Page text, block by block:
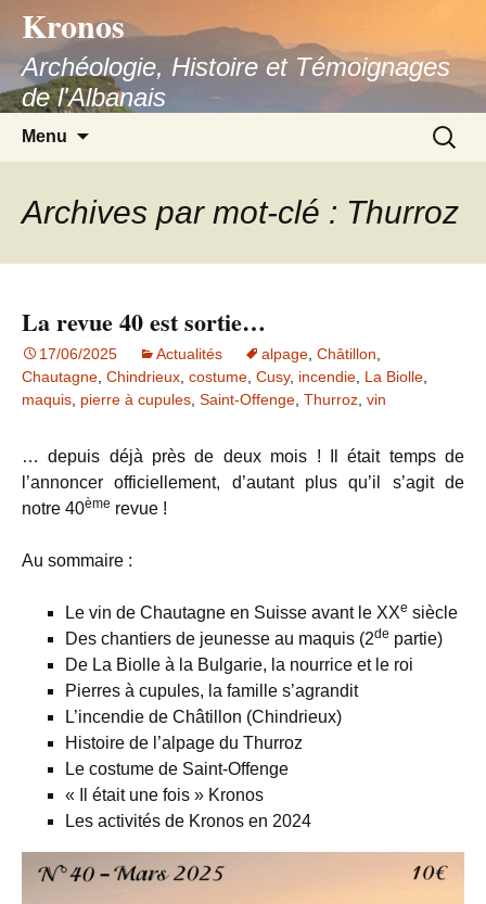
contenu
Kronos
Archéologie, Histoire et Témoignages
de l'Albanais
Menu
Archives par mot-clé : Thurroz
La revue 40 est sortie…
17/06/2025 Actualités alpage Châtillon
Chautagne Chindrieux costume Cusy, incendie La Biolle
maquis pierre à cupules Saint-Offenge Thurroz vin
… depuis déjà près de deux mois ! Il était temps de
l’annoncer officiellement, d’autant plus qu’il s’agit de
notre 40ème revue !
Au sommaire :
Le vin de Chautagne en Suisse avant le XXe siècle
Des chantiers de jeunesse au maquis (2de partie)
De La Biolle à la Bulgarie, la nourrice et le roi
Pierres à cupules, la famille s’agrandit
L’incendie de Châtillon (Chindrieux)
Histoire de l’alpage du Thurroz
Le costume de Saint-Offenge
« Il était une fois » Kronos
Les activités de Kronos en 2024